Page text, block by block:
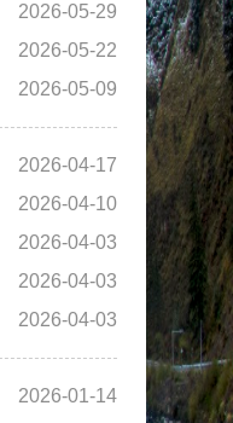
2026-05-29
2026-05-22
2026-05-09
2026-04-17
2026-04-10
2026-04-03
2026-04-03
2026-04-03
2026-01-14